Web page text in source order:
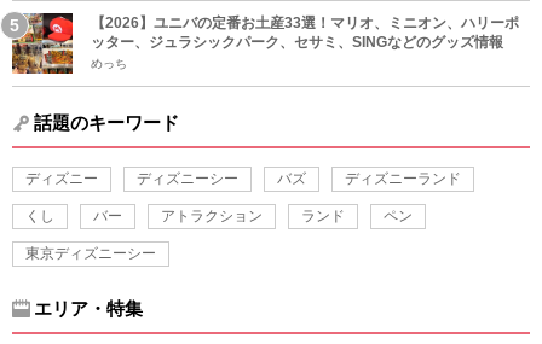
【2026】ユニバの定番お土産33選！マリオ、ミニオン、ハリーポ
ッター、ジュラシックパーク、セサミ、SINGなどのグッズ情報
めっち
話題のキーワード
ディズニー ディズニーシー バズ ディズニーランド
くし バー アトラクション ランド ペン
東京ディズニーシー
エリア・特集